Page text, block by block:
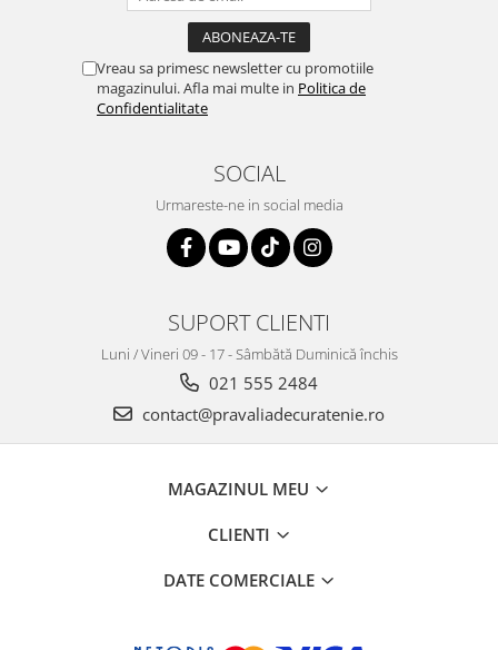
Vreau sa primesc newsletter cu promotiile
magazinului. Afla mai multe in Politica de
Confidentialitate
SOCIAL
Urmareste-ne in social media
SUPORT CLIENTI
Luni / Vineri 09 - 17 - Sâmbătă Duminică închis
021 555 2484
contact@pravaliadecuratenie.ro
MAGAZINUL MEU
CLIENTI
DATE COMERCIALE